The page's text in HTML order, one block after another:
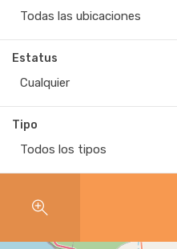
Todas las ubicaciones
Estatus
Cualquier
Tipo
Todos los tipos